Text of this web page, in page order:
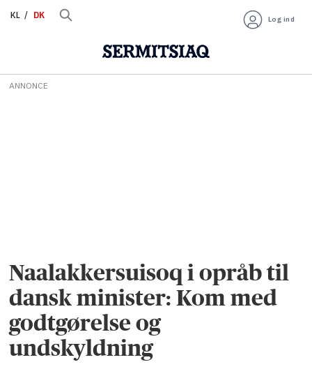
KL DK Log ind
ANNONCE
Naalakkersuisoq i opråb til
dansk minister: Kom med
godtgørelse og
undskyldning